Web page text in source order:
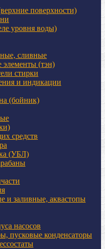
поверхности)
уровня воды)
сливные
элементы (тэн)
стирки
и индикации
(бойник)
средств
(УБЛ)
и заливные, аквастопы
насосов
пусковые конденсаторы